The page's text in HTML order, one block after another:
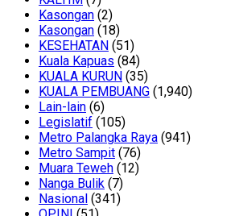
Kasongan (2)
Kasongan (18)
KESEHATAN (51)
Kuala Kapuas (84)
KUALA KURUN (35)
KUALA PEMBUANG (1,940)
Lain-lain (6)
Legislatif (105)
Metro Palangka Raya (941)
Metro Sampit (76)
Muara Teweh (12)
Nanga Bulik (7)
Nasional (341)